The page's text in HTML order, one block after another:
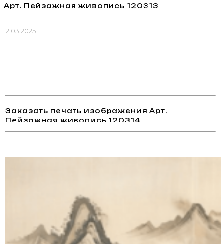
Арт. Пейзажная живопись 120313
12.03.2025
Заказать печать изображения Арт.
Пейзажная живопись 120314